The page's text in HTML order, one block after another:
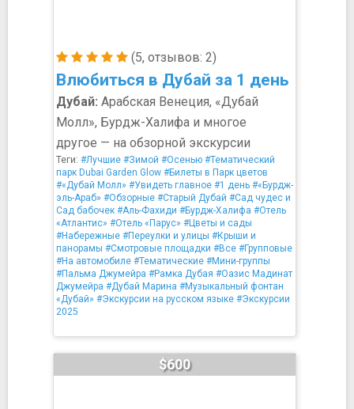
(5, отзывов: 2)
Влюбиться в Дубай за 1 день
Дубай: Арабская Венеция, «Дубай
Молл», Бурдж-Халифа и многое
другое — на обзорной экскурсии
Теги: #Лучшие #Зимой #Осенью #Тематический
парк Dubai Garden Glow #Билеты в Парк цветов
#«Дубай Молл» #Увидеть главное #1 день #«Бурдж-
эль-Араб» #Обзорные #Старый Дубай #Сад чудес и
Сад бабочек #Аль-Фахиди #Бурдж-Халифа #Отель
«Атлантис» #Отель «Парус» #Цветы и сады
#Набережные #Переулки и улицы #Крыши и
панорамы #Смотровые площадки #Все #Групповые
#На автомобиле #Тематические #Мини-группы
#Пальма Джумейра #Рамка Дубая #Оазис Мадинат
Джумейра #Дубай Марина #Музыкальный фонтан
«Дубай» #Экскурсии на русском языке #Экскурсии
2025
$600